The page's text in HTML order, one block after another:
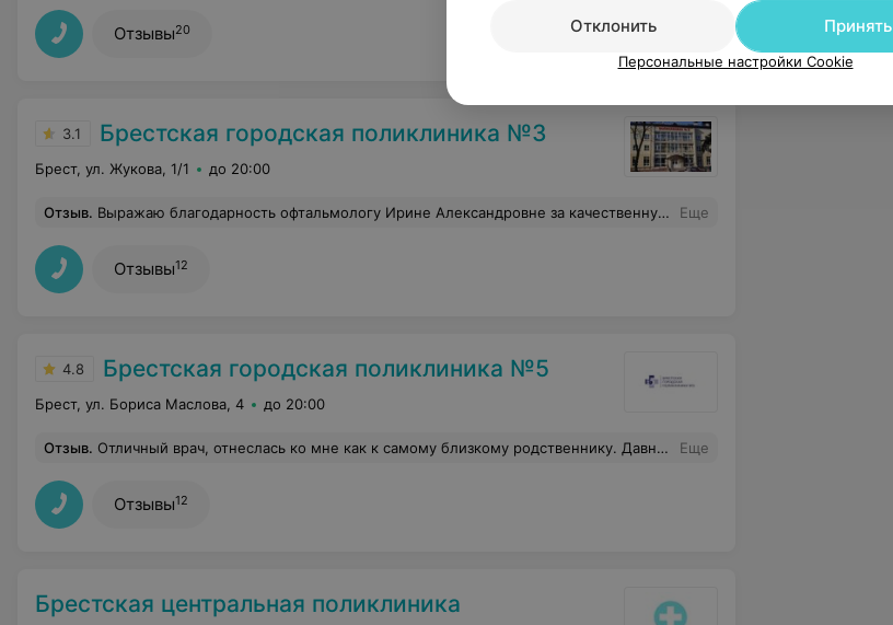
Отзывы20
3.1 Брестская городская поликлиника №3
Брест, ул. Жукова, 1/1 до 20:00
Отзыв. Выражаю благодарность офтальмологу Ирине Александровне за качественную консультацию, проверку зрения и подбор очков. Спасибо за Ваш нелегкий труд! Еще
Отзывы12
4.8 Брестская городская поликлиника №5
Брест, ул. Бориса Маслова, 4 до 20:00
Отзыв. Отличный врач, отнеслась ко мне как к самому близкому родственнику. Давно я таких врачей не встречал. Спасибо вам, Янина Владимировна. Еще
Отзывы12
Брестская центральная поликлиника
Отклонить
Принять
Персональные настройки Cookie